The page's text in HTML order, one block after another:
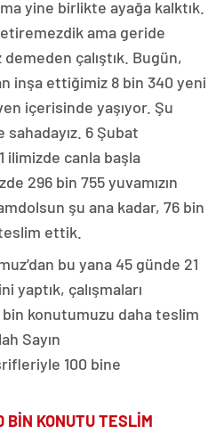
yine birlikte ayağa kalktık.
ama geride
çalıştık. Bugün,
inşa ettiğimiz 8 bin 340 yeni
içerisinde yaşıyor. Şu
6 Şubat
ilimizde canla başla
296 bin 755 yuvamızın
şu ana kadar, 76 bin
ettik.
bu yana 45 günde 21
yaptık, çalışmaları
bin konutumuzu daha teslim
Sayın
100 bine
BİN KONUTU TESLİM